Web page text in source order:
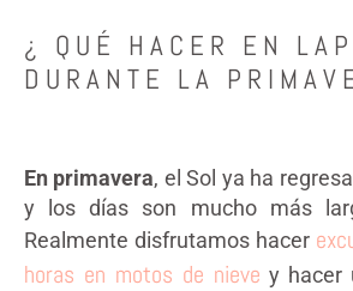
¿ QUÉ HACER EN
DURANTE LA
En primavera, el Sol ya ha
y los días son mucho más
Realmente disfrutamos hacer
horas en motos de nieve y hacer